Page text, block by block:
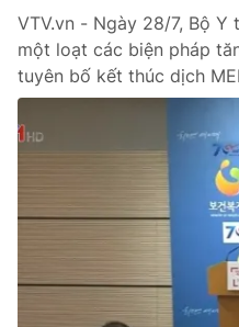
VTV.vn - Ngày 28/7, Bộ
một loạt các biện pháp
tuyên bố kết thúc dịch